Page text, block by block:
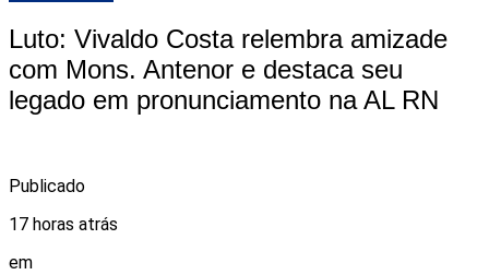
Luto: Vivaldo Costa relembra amizade
com Mons. Antenor e destaca seu
legado em pronunciamento na AL RN
Publicado
17 horas atrás
em